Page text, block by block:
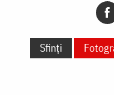
Sfinți